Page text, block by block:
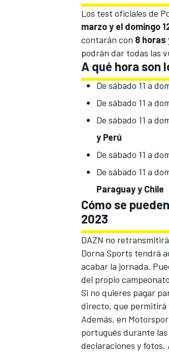
MÁS CATEGORÍAS
Los test oficiales de
marzo y el domingo
contarán con 8 horas
podrán dar todas las
A qué hora son
De sábado 11 a
De sábado 11 a
De sábado 11 a
y Perú
De sábado 11 a
De sábado 11 a
Paraguay y Chile
Cómo se
2023
DAZN no
Dorna Sports tendrá
acabar la jornada.
del propio
Si no quieres pagar
directo, que permitirá
Además, en
portugués durante
declaraciones y fotos.